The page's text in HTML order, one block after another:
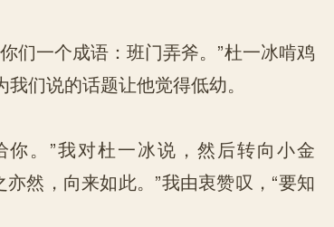
一个成语：班门弄斧。”杜一冰啃鸡
们说的话题让他觉得低幼。
。”我对杜一冰说，然后转向小金
然，向来如此。”我由衷赞叹，“要知